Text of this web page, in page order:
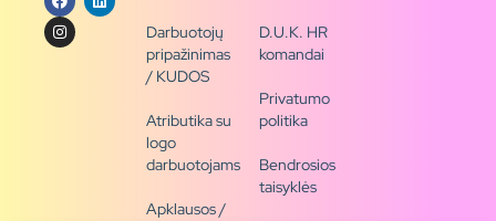
Darbuotojų
pripažinimas
/ KUDOS
Atributika su
logo
darbuotojams
Apklausos /
D.U.K. HR
komandai
Privatumo
politika
Bendrosios
taisyklės